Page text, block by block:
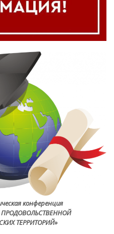
конференция
ПРОДОВОЛЬСТВЕННОЙ
ТЕРРИТОРИЙ»